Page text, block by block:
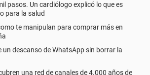
pasos. Un cardiólogo explicó lo que es
para la salud
te manipulan para comprar más en
un descanso de WhatsApp sin borrar la
una red de canales de 4.000 años de